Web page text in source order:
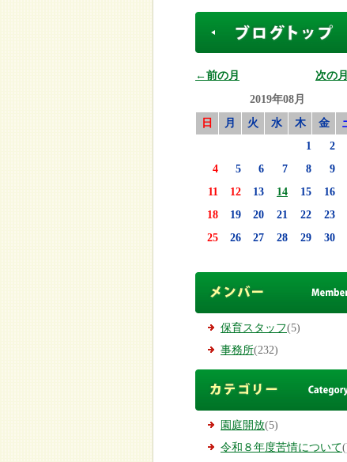
←前の月
次の
2019年08月
日
月 火 水 木 金
1
2
4
5 6 7 8 9
11
12 13 14 15 16
18
19 20 21 22 23
25
26 27 28 29 30
保育スタッフ(5)
事務所(232)
園庭開放(5)
令和８年度苦情について